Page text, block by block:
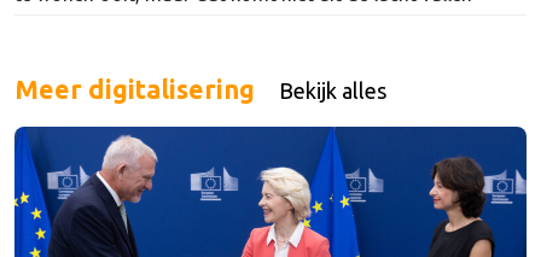
Meer digitalisering Bekijk alles